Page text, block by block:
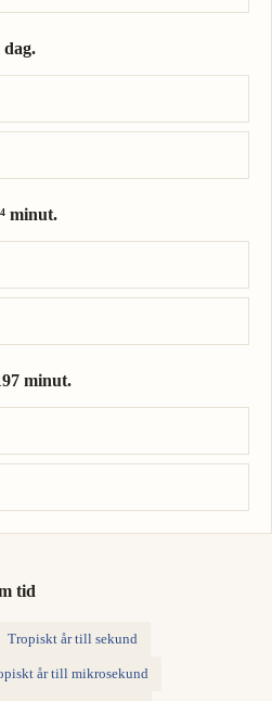
dag.
dag.
minut.
minut.
minut.
minut.
tid
Tropiskt år till sekund
år till mikrosekund